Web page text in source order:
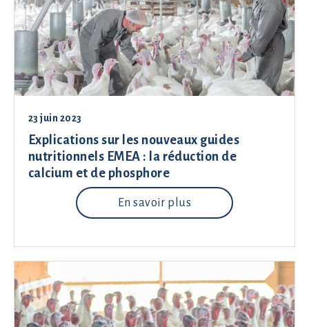
23 juin 2023
Explications sur les nouveaux guides
nutritionnels EMEA : la réduction de
calcium et de phosphore
En savoir plus